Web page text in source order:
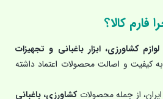
فارم کالا؟
لوازم کشاورزی، ابزار باغبانی و تجهیزات
کیفیت و اصالت محصولات اعتماد داشته
از جمله محصولاتکشاورزی، باغبانی